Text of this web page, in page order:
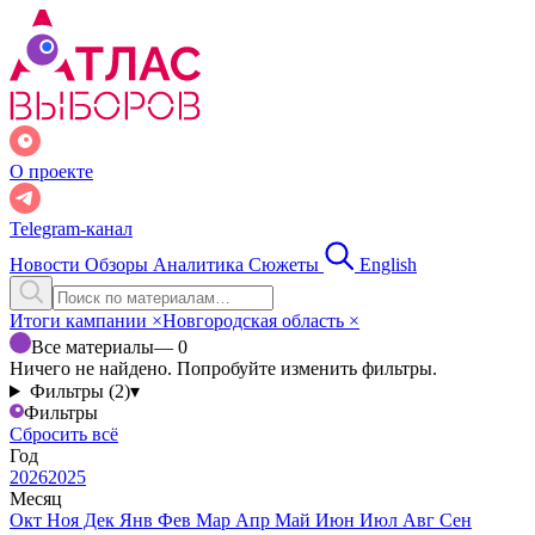
О проекте
Telegram-канал
Новости Обзоры Аналитика Сюжеты English
Итоги кампании ×Новгородская область ×
Все материалы— 0
Ничего не найдено. Попробуйте изменить фильтры.
Фильтры (2)▾
Фильтры
Сбросить всё
Год
20262025
Месяц
Окт Ноя Дек Янв Фев Мар Апр Май Июн Июл Авг Сен